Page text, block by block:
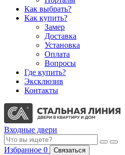
Как выбрать?
Как купить?
Замер
Доставка
Установка
Оплата
Вопросы
Где купить?
Эксклюзив
Контакты
Входные двери
Избранное 0 Связаться